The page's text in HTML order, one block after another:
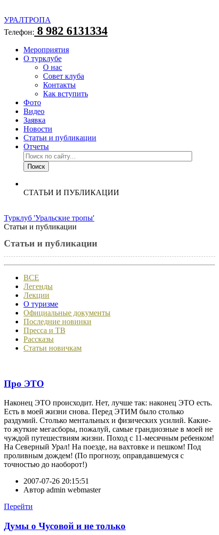
УРАЛТРОПА
Телефон: 8 982 6131334
Мероприятия
О турклубе
О нас
Совет клуба
Контакты
Как вступить
Фото
Видео
Заявка
Новости
Статьи и публикации
Отчеты
СТАТЬИ И ПУБЛИКАЦИИ
Турклуб 'Уральские тропы'
Статьи и публикации
Статьи и публикации
ВСЕ
Легенды
Лекции
О туризме
Официальные документы
Последние новинки
Пресса и ТВ
Рассказы
Статьи новичкам
Про ЭТО
Наконец ЭТО происходит. Нет, лучше так: наконец ЭТО есть.
Есть в моей жизни снова. Перед ЭТИМ было столько
раздумий. Столько ментальных и физических усилий. Какие-
то жуткие мегасборы, пожалуй, самые грандиозные в моей не
чуждой путешествиям жизни. Поход с 11-месячным ребенком!
На Северный Урал! На поезде, на вахтовке и пешком! Под
проливным дождем! (По прогнозу, оправдавшемуся с
точностью до наоборот!)
2007-07-26 20:15:51
Автор admin webmaster
Перейти
Думы о Чусовой и не только